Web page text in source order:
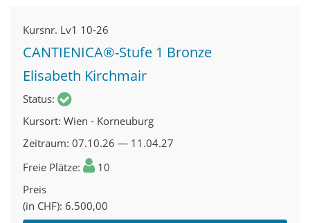
Kursnr. Lv1 10-26
CANTIENICA®-Stufe 1 Bronze
Elisabeth Kirchmair
Status
Kursort Wien - Korneuburg
Zeitraum 07.10.26 — 11.04.27
Freie Plätze
10
Preis
(in CHF) 6.500,00